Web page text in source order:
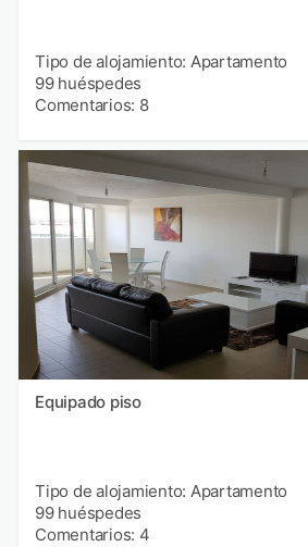
Tipo de alojamiento: Apartamento
99 huéspedes
Comentarios: 8
Equipado piso
Tipo de alojamiento: Apartamento
99 huéspedes
Comentarios: 4